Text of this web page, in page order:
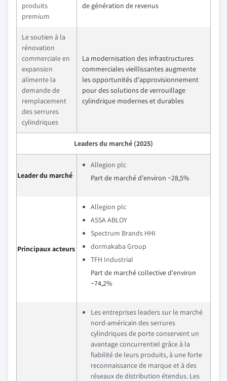
produits
premium
de génération de revenus
Le soutien à la
rénovation
commerciale en
expansion
alimente la
demande de
remplacement
des serrures
cylindriques
La modernisation des infrastructures
commerciales vieillissantes augmente
les opportunités d'approvisionnement
pour des solutions de verrouillage
cylindrique modernes et durables
Leaders du marché (2025)
Leader du marché
Allegion plc
Part de marché d'environ ~28,5%
Principaux acteurs
Allegion plc
ASSA ABLOY
Spectrum Brands HHI
dormakaba Group
TFH Industrial
Part de marché collective d'environ
~74,2%
Les entreprises leaders sur le marché
nord-américain des serrures
cylindriques de porte conservent un
avantage concurrentiel grâce à la
fiabilité de leurs produits, à une forte
reconnaissance de marque et à des
réseaux de distribution étendus. Les